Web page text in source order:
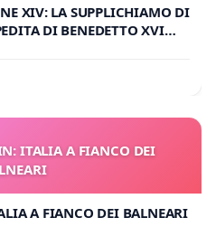
XIV: LA SUPPLICHIAMO DI
DI BENEDETTO XVI
PROCESSO
ITALIA A FIANCO DEI
A FIANCO DEI BALNEARI